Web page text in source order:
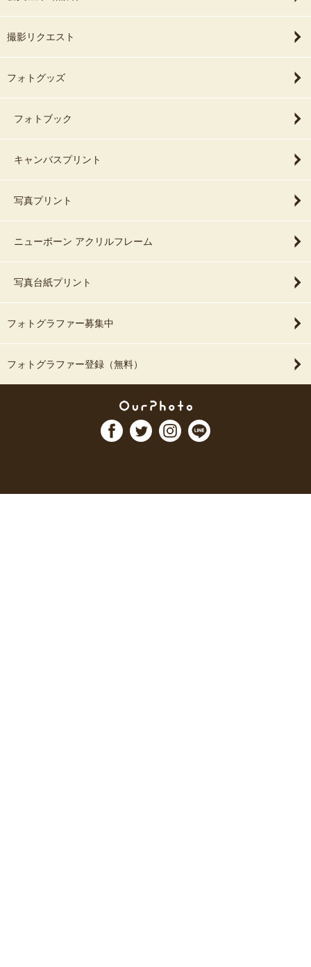
撮影リクエスト
フォトグッズ
フォトブック
キャンバスプリント
写真プリント
ニューボーン アクリルフレーム
写真台紙プリント
フォトグラファー募集中
フォトグラファー登録（無料）